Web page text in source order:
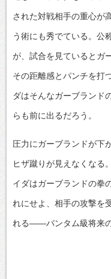
された対戦相手の重心が
う術にも秀でている。公
が、試合を見ているとガ
その距離感とパンチを打
ダはそんなガーブランド
らも前に出るだろう。
圧力にガーブランドが下
ヒザ蹴りが見えなくなる
イダはガーブランドの拳
れにせよ、相手の攻撃を
れる――バンタム級将来の